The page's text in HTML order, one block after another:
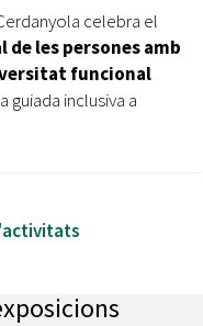
celebra el
de les persones amb
funcional
guiada inclusiva a